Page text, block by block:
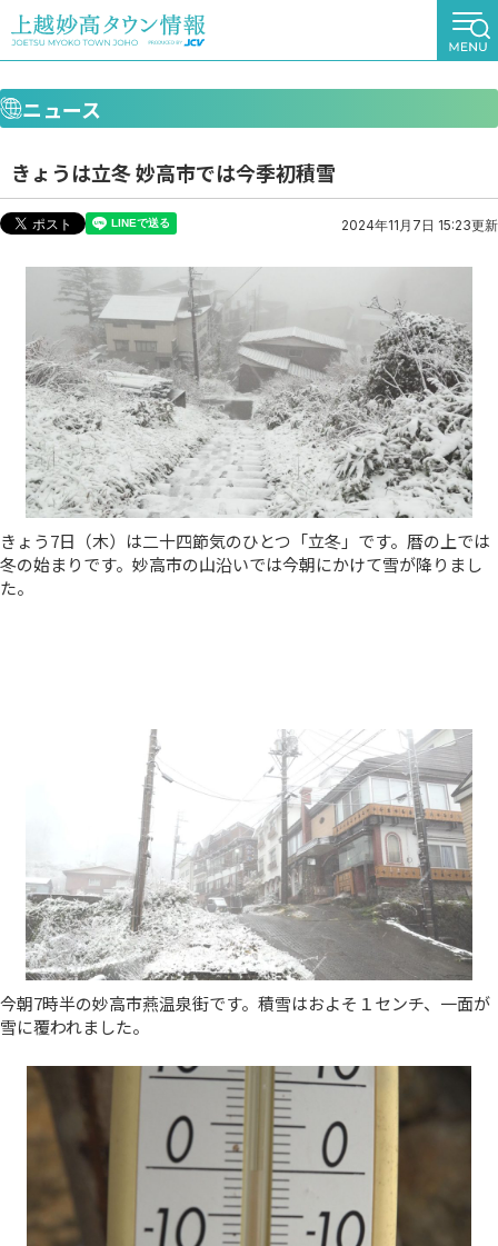
ニュース
きょうは立冬 妙高市では今季初積雪
2024年11月7日 15:23更新
きょう7日（木）は二十四節気のひとつ「立冬」です。暦の上では
冬の始まりです。妙高市の山沿いでは今朝にかけて雪が降りまし
た。
今朝7時半の妙高市燕温泉街です。積雪はおよそ１センチ、一面が
雪に覆われました。